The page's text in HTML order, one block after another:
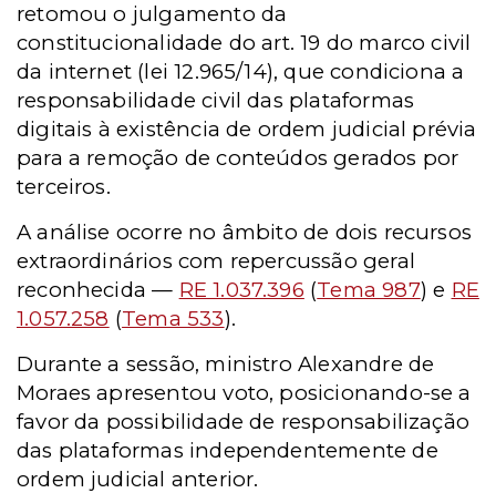
retomou o julgamento da
constitucionalidade do art. 19 do marco civil
da internet (lei 12.965/14), que condiciona a
responsabilidade civil das plataformas
digitais à existência de ordem judicial prévia
para a remoção de conteúdos gerados por
terceiros.
A análise ocorre no âmbito de dois recursos
extraordinários com repercussão geral
reconhecida — RE 1.037.396 (Tema 987) e RE
1.057.258 (Tema 533).
Durante a sessão, ministro Alexandre de
Moraes apresentou voto, posicionando-se a
favor da possibilidade de responsabilização
das plataformas independentemente de
ordem judicial anterior.